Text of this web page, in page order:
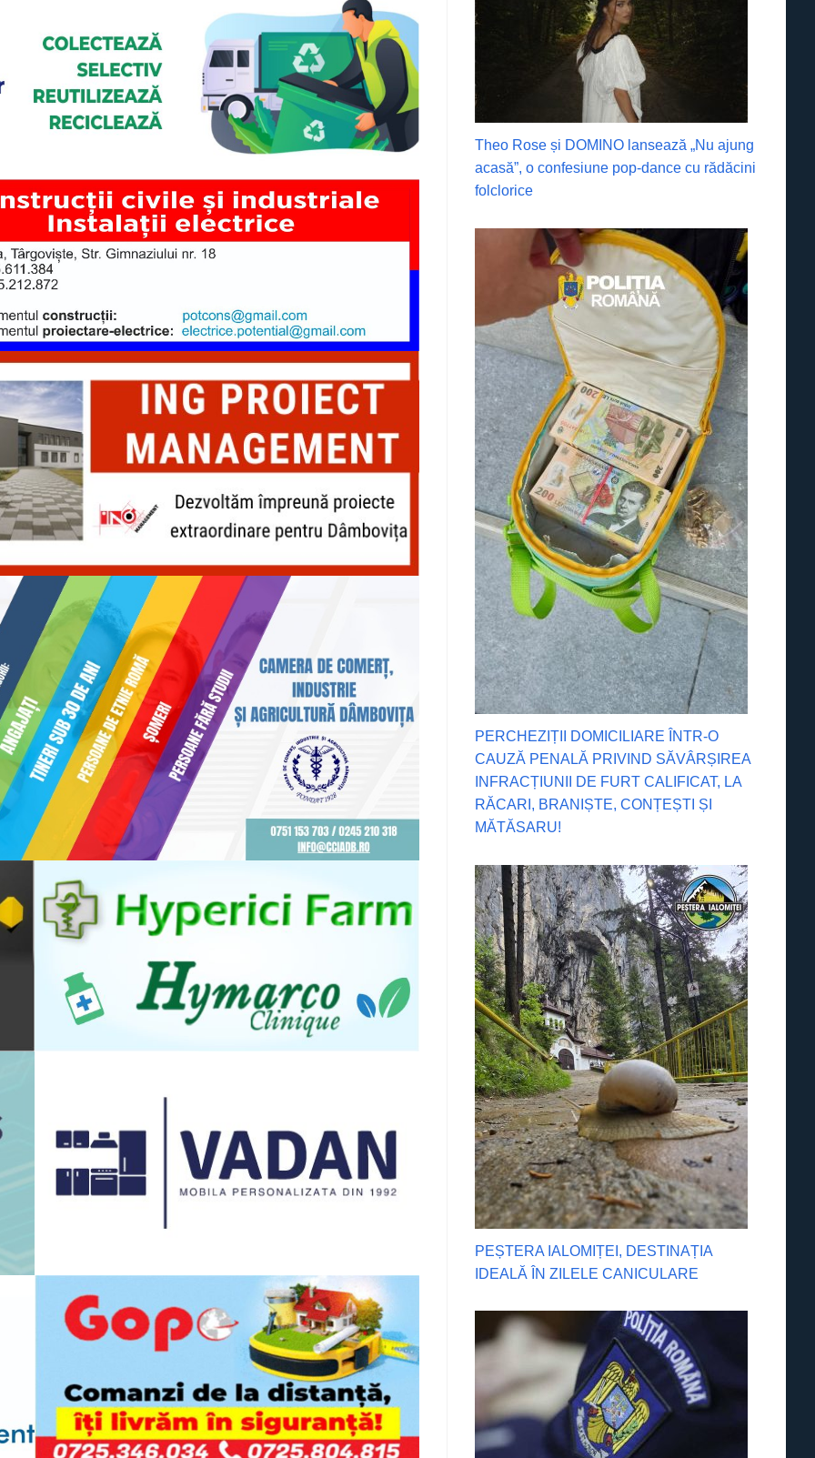
Theo Rose și DOMINO lansează „Nu ajung
acasă”, o confesiune pop-dance cu rădăcini
folclorice
PERCHEZIȚII DOMICILIARE ÎNTR-O
CAUZĂ PENALĂ PRIVIND SĂVÂRȘIREA
INFRACȚIUNII DE FURT CALIFICAT, LA
RĂCARI, BRANIȘTE, CONȚEȘTI ȘI
MĂTĂSARU!
PEȘTERA IALOMIȚEI, DESTINAȚIA
IDEALĂ ÎN ZILELE CANICULARE